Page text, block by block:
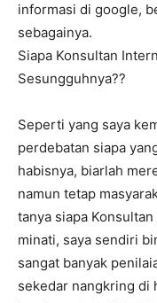
informasi di google,
sebagainya.
Siapa Konsultan
Sesungguhnya??
Seperti yang saya
perdebatan siapa
habisnya, biarlah
namun tetap
tanya siapa
minati, saya sendiri
sangat banyak
sekedar nangkring di